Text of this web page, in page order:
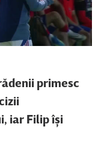
primesc
iar Filip îşi